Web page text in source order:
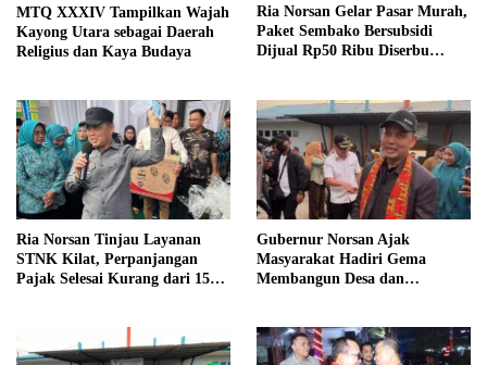
MTQ XXXIV Tampilkan Wajah
Kayong Utara sebagai Daerah
Religius dan Kaya Budaya
Ria Norsan Gelar Pasar Murah,
Paket Sembako Bersubsidi
Dijual Rp50 Ribu Diserbu
Ria Norsan Tinjau Layanan
STNK Kilat, Perpanjangan
Pajak Selesai Kurang dari 15
Gubernur Norsan Ajak
Masyarakat Hadiri Gema
Membangun Desa dan